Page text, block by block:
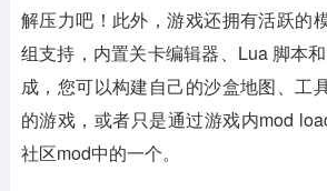
解压力吧！此外，游戏还拥有活跃的
组支持，内置关卡编辑器、Lua 脚本
成，您可以构建自己的沙盒地图、工
的游戏，或者只是通过游戏内mod
社区mod中的一个。